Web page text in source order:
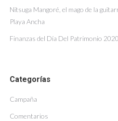
Nitsuga Mangoré, el mago de la
Playa Ancha
Finanzas del Día Del Patrimonio 2020
Categorías
Campaña
Comentarios